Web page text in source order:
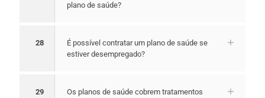
plano de saúde?
28
É possível contratar um plano de saúde se
estiver desempregado?
29
Os planos de saúde cobrem tratamentos